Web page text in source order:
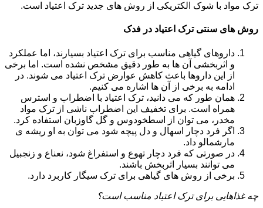
ترک مواد با شوک الکتریکی از روش های جدید ترک اعتیاد است.
روش های سنتی ترک اعتیاد در فدک
داروهای گیاهی مناسب برای ترک اعتیاد بسیارند، اما عملکرد
و اثربخشی آن ها به طور دقیق مشخص نشده است. اما برخی
از این داروها باعث کاهش عوارض ترک اعتیاد می شوند. در
ادامه به برخی از آن ها اشاره می کنیم.
همان طور که می دانید، ترک اعتیاد با اضطراب و استرس
همراه است. برای تخفیف این اضطراب ناشی از ترک مواد
مخدر، می توان از اسطخودوس و گل گاوزبان استفاده کرد.
اگر فرد دچار اسهال و دل پیچه شود می توان به او ریشه ی
مارشمالو داد.
در صورتی که فرد دچار تهوع و استفراغ شود، نعناع و زنجبیل
می توانند بسیار اثربخش باشند.
برخی از روش های گیاهی برای ترک سیگار کاربرد دارد.
چه غذاهایی برای ترک اعتیاد مناسب است؟